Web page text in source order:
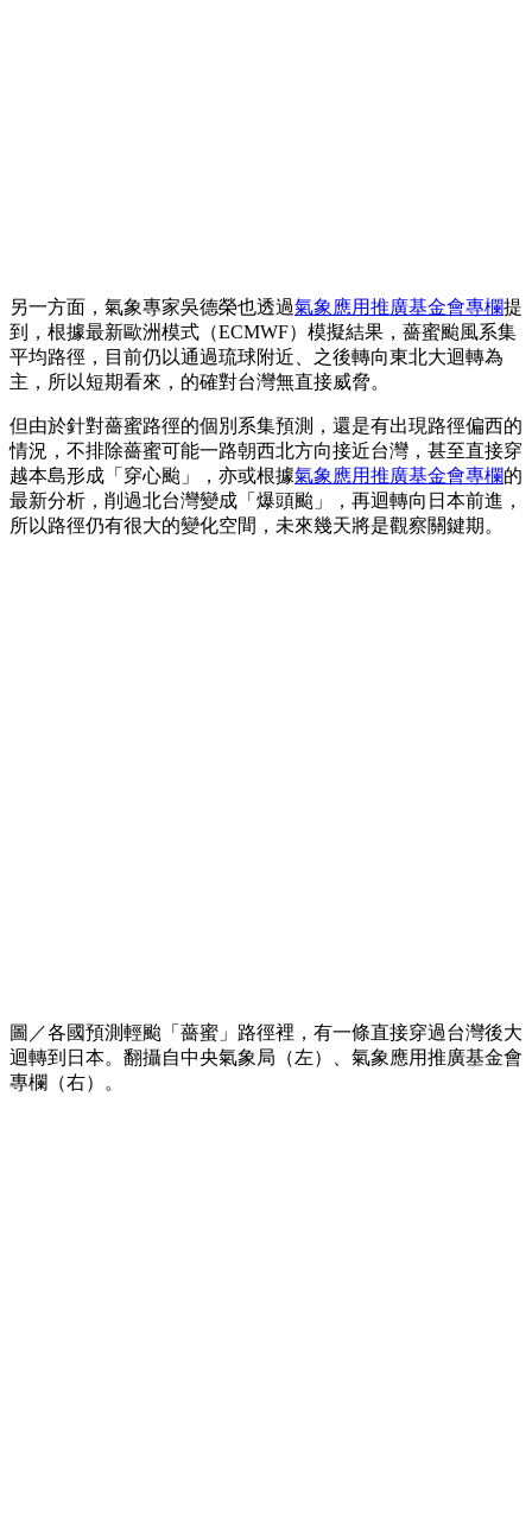
另一方面，氣象專家吳德榮也透過氣象應用推廣基金會專欄提
到，根據最新歐洲模式（ECMWF）模擬結果，薔蜜颱風系集
平均路徑，目前仍以通過琉球附近、之後轉向東北大迴轉為
主，所以短期看來，的確對台灣無直接威脅。
但由於針對薔蜜路徑的個別系集預測，還是有出現路徑偏西的
情況，不排除薔蜜可能一路朝西北方向接近台灣，甚至直接穿
越本島形成「穿心颱」，亦或根據氣象應用推廣基金會專欄的
最新分析，削過北台灣變成「爆頭颱」，再迴轉向日本前進，
所以路徑仍有很大的變化空間，未來幾天將是觀察關鍵期。
圖／各國預測輕颱「薔蜜」路徑裡，有一條直接穿過台灣後大
迴轉到日本。翻攝自中央氣象局（左）、氣象應用推廣基金會
專欄（右）。